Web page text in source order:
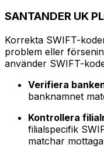
SANTANDER UK
Korrekta SWIFT-
problem eller
använder SWIFT-
Verifiera
banknamnet
Kontrollera
filialspecifik
matchar